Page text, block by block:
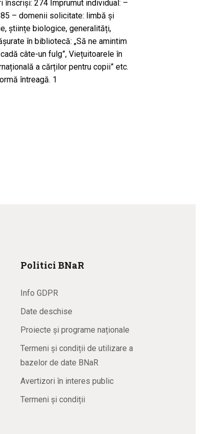
274 Împrumut individual: –
– domenii solicitate: limbă și
științe biologice, generalități,
în bibliotecă: „Să ne amintim
câte-un fulg”, Viețuitoarele în
a cărților pentru copii” etc.
întreagă. 1
Politici BNaR
Info GDPR
Date deschise
Proiecte și programe naționale
Termeni și condiții de utilizare a
bazelor de date BNaR
Avertizori în interes public
Termeni și condiții